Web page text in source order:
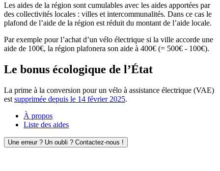
Les aides de la région sont cumulables avec les aides apportées par
des collectivités locales : villes et intercommunalités. Dans ce cas le
plafond de l’aide de la région est réduit du montant de l’aide locale.
Par exemple pour l’achat d’un vélo électrique si la ville accorde une
aide de 100€, la région plafonera son aide à 400€ (= 500€ - 100€).
Le bonus écologique de l’État
La prime à la conversion pour un vélo à assistance électrique (VAE)
est supprimée depuis le 14 février 2025.
À propos
Liste des aides
Une erreur ? Un oubli ? Contactez-nous !